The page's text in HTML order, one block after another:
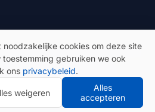
rechten voorbehouden.
Gebruiksvoorwaarden
cookies om deze site
gebruiken we ook
ons privacybeleid.
weigeren
Alles
accepteren